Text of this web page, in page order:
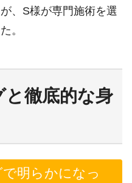
、S様が専門施術を選
。
徹底的な身
明らかになっ